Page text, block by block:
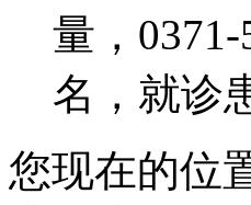
量，
名，就诊
您现在的位